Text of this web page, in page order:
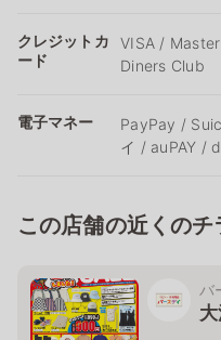
クレジットカ
ード
VISA /
Diners Club
電子マネー
PayPay /
イ / auPAY /
この店舗の近くのチ
バ